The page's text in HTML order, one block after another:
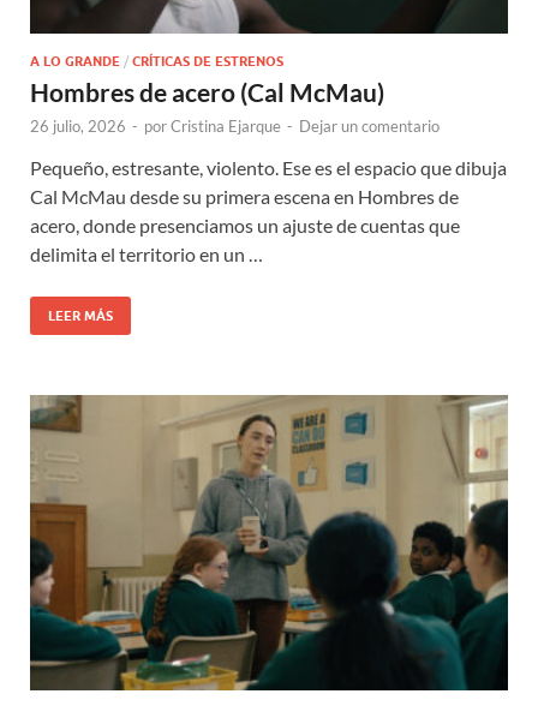
A LO GRANDE / CRÍTICAS DE ESTRENOS
Hombres de acero (Cal McMau)
26 julio, 2026 - porCristina Ejarque - Dejar un comentario
Pequeño, estresante, violento. Ese es el espacio que dibuja
Cal McMau desde su primera escena en Hombres de
acero, donde presenciamos un ajuste de cuentas que
delimita el territorio en un …
LEER MÁS